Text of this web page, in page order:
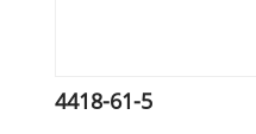
4418-61-5